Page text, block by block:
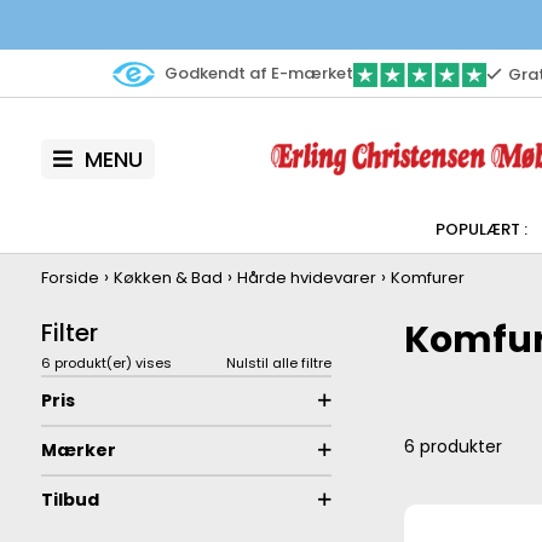
Godkendt af E-mærket
MENU
Filter
6 produkt(er) vises Nulstil alle filtre
Pris
Mærker
Tilbud
Forside › Køkken & Bad › Hårde hvidevarer› Komfurer
6 produkter